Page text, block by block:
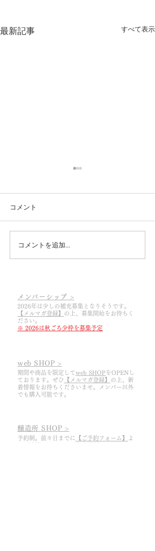
最新記事 すべて表示
2026.3.6 あっという間に
2026シーズンの幕開けで
コメント
コメントを追加…
メンバーシップ >
2026年は少しの補充募集となりそうです。
【メルマガ登録】 の上 ​、募集開始をお待ちく
ださい。
※ 2026は秋ごろ少枠を募集予定
web SHOP >
期間や商品を限定してweb SHOPをOPENし
ております。ぜひ 【メルマガ登録】 の上、 ​新
着情報をお待ちくださいませ。メンバー以外
でも購入可能です。
醸造所 SHOP >
予約制。前々日までに 【ご予約フォーム】
よ